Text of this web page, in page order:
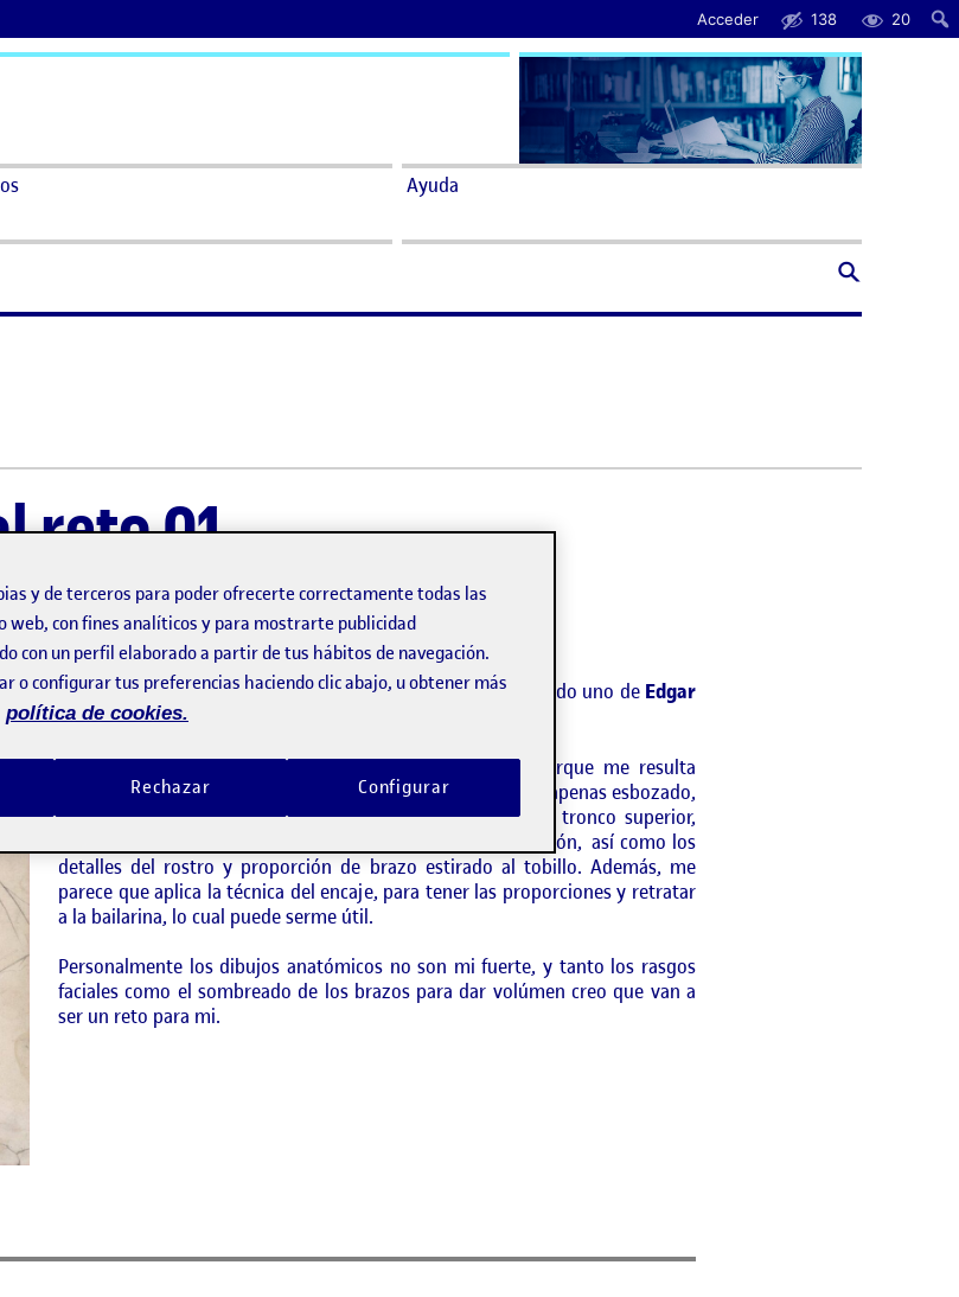
Acceder 138 20
Ayuda
reto 01
Para el dibujo del autor histórico que quiero copiar he elegido uno de Edgar
Degas: «Bailarina ajustándose su zapato».
El motivo por el que he seleccionado este dibujo es porque me resulta
interesante cómo la falda o tutú está en un segundo plano, apenas esbozado,
y en cambio da mayor importancia (o eso me parece) al tronco superior,
tanto en manchas tonales o el uso de rayado en una dirección, así como los
detalles del rostro y proporción de brazo estirado al tobillo. Además, me
parece que aplica la técnica del encaje, para tener las proporciones y retratar
a la bailarina, lo cual puede serme útil.
Personalmente los dibujos anatómicos no son mi fuerte, y tanto los rasgos
faciales como el sombreado de los brazos para dar volúmen creo que van a
ser un reto para mi.
y de terceros para poder ofrecerte correctamente todas las
web, con fines analíticos y para mostrarte publicidad
con un perfil elaborado a partir de tus hábitos de navegación.
o configurar tus preferencias haciendo clic abajo, u obtener más
política de cookies.
Rechazar Configurar